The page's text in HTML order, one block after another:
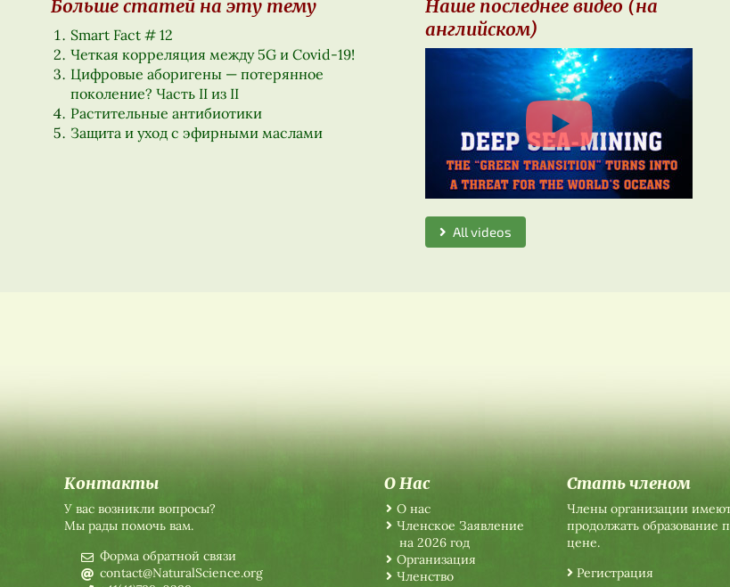
Больше статей на эту тему
Smart Fact # 12
Четкая корреляция между 5G и Covid-19!
Цифровые аборигены — потерянное
поколение? Часть II из II
Растительные антибиотики
Защита и уход с эфирными маслами
Наше последнее видео (на
английском)
All videos
Контакты
У вас возникли вопросы?
Мы рады помочь вам.
Форма обратной связи
contact@NaturalScience.org
О Нас
О нас
Членское Заявление
на 2026 год
Организация
Членство
Стать членом
Члены организации
продолжать образование
цене.
Регистрация